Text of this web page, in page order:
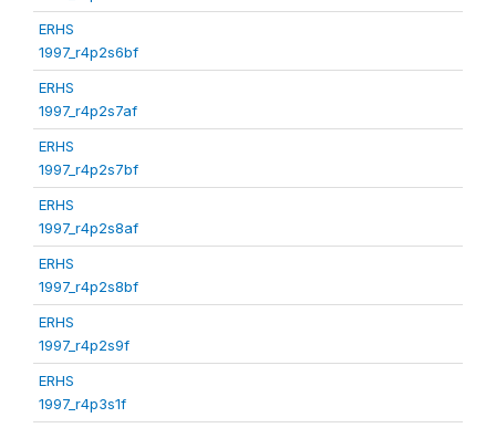
ERHS
1997_r4p2s6bf
ERHS
1997_r4p2s7af
ERHS
1997_r4p2s7bf
ERHS
1997_r4p2s8af
ERHS
1997_r4p2s8bf
ERHS
1997_r4p2s9f
ERHS
1997_r4p3s1f